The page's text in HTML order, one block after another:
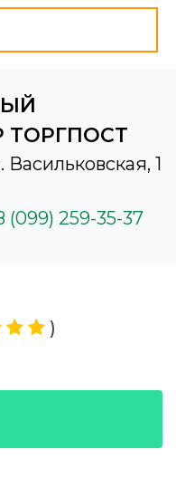
ТОРГПОСТ
1
(099) 259-35-37
)